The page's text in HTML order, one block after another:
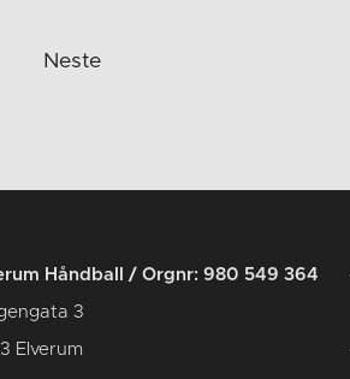
Neste
Håndball / Orgnr: 980 549 364
3
Elverum